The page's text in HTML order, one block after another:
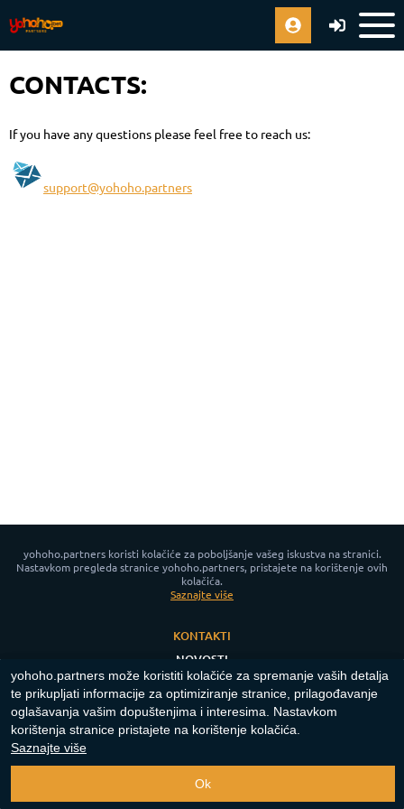
CONTACTS:
If you have any questions please feel free to reach us:
support@yohoho.partners
yohoho.partners koristi kolačiće za poboljšanje vašeg iskustva na stranici.
Nastavkom pregleda stranice yohoho.partners, pristajete na korištenje ovih
kolačića.
Saznajte više
KONTAKTI
NOVOSTI
PRAVILA PRIVATNOSTI
POLITIKA KOLAČIĆA
App for Android™
yohoho.partners
yohoho.partners može koristiti kolačiće za spremanje vaših detalja
te prikupljati informacije za optimiziranje stranice, prilagođavanje
oglašavanja vašim dopuštenjima i interesima. Nastavkom
korištenja stranice pristajete na korištenje kolačića.
Saznajte više
Ok